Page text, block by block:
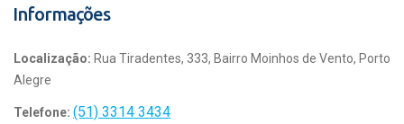
Informações
Localização: Rua Tiradentes, 333, Bairro Moinhos de Vento, Porto
Alegre
Telefone: (51) 3314 3434